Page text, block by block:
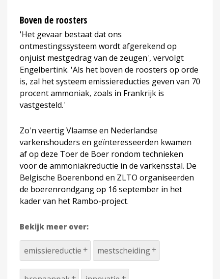
Boven de roosters
'Het gevaar bestaat dat ons
ontmestingssysteem wordt afgerekend op
onjuist mestgedrag van de zeugen', vervolgt
Engelbertink. 'Als het boven de roosters op orde
is, zal het systeem emissiereducties geven van 70
procent ammoniak, zoals in Frankrijk is
vastgesteld.'
Zo'n veertig Vlaamse en Nederlandse
varkenshouders en geïnteresseerden kwamen
af op deze Toer de Boer rondom technieken
voor de ammoniakreductie in de varkensstal. De
Belgische Boerenbond en ZLTO organiseerden
de boerenrondgang op 16 september in het
kader van het Rambo-project.
Bekijk meer over:
emissiereductie mestscheiding